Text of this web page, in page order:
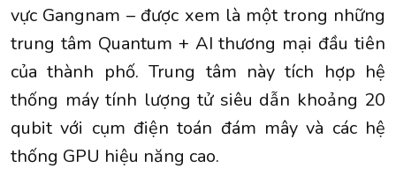
vực Gangnam – được xem là một trong những
trung tâm Quantum + AI thương mại đầu tiên
của thành phố. Trung tâm này tích hợp hệ
thống máy tính lượng tử siêu dẫn khoảng 20
qubit với cụm điện toán đám mây và các hệ
thống GPU hiệu năng cao.